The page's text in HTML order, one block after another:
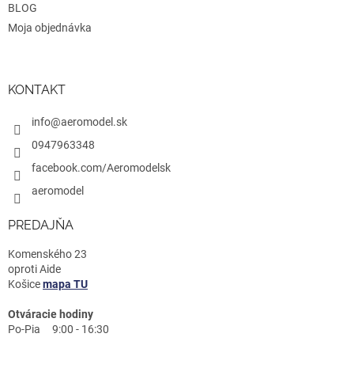
BLOG
Moja objednávka
KONTAKT
info@aeromodel.sk
0947963348
facebook.com/Aeromodelsk
aeromodel
PREDAJŇA
Komenského 23
oproti Aide
Košicemapa TU
Otváracie hodiny
Po-Pia 9:00 - 16:30